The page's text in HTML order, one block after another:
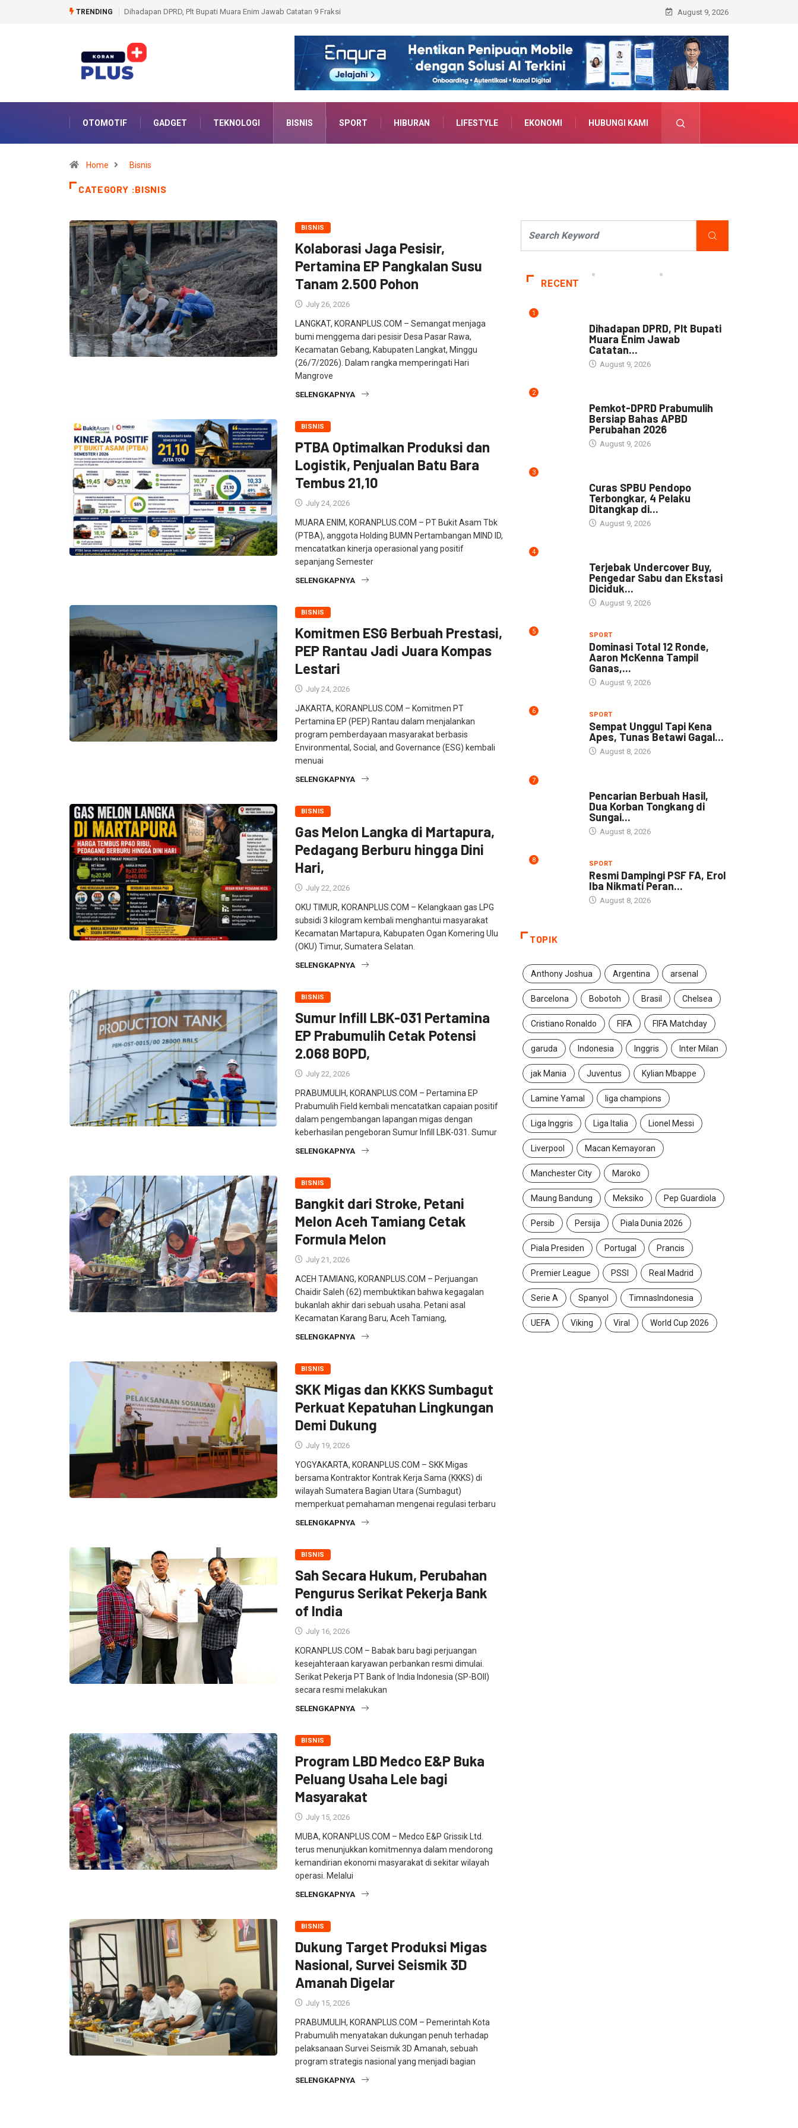
TRENDING Pemkot-DPRD Prabumulih Bersiap Bahas APBD Perubahan 2026 August 9, 2026
OTOMOTIF GADGET TEKNOLOGI BISNIS SPORT HIBURAN LIFESTYLE EKONOMI HUBUNGI KAMI
Home Bisnis
CATEGORY :BISNIS
BISNIS
Kolaborasi Jaga Pesisir,
Pertamina EP Pangkalan Susu
Tanam 2.500 Pohon
July 26, 2026
LANGKAT, KORANPLUS.COM – Semangat menjaga
bumi menggema dari pesisir Desa Pasar Rawa,
Kecamatan Gebang, Kabupaten Langkat, Minggu
(26/7/2026). Dalam rangka memperingati Hari
Mangrove
SELENGKAPNYA
BISNIS
PTBA Optimalkan Produksi dan
Logistik, Penjualan Batu Bara
Tembus 21,10
July 24, 2026
MUARA ENIM, KORANPLUS.COM – PT Bukit Asam Tbk
(PTBA), anggota Holding BUMN Pertambangan MIND ID,
mencatatkan kinerja operasional yang positif
sepanjang Semester
SELENGKAPNYA
BISNIS
Komitmen ESG Berbuah Prestasi,
PEP Rantau Jadi Juara Kompas
Lestari
July 24, 2026
JAKARTA, KORANPLUS.COM – Komitmen PT
Pertamina EP (PEP) Rantau dalam menjalankan
program pemberdayaan masyarakat berbasis
Environmental, Social, and Governance (ESG) kembali
menuai
SELENGKAPNYA
BISNIS
Gas Melon Langka di Martapura,
Pedagang Berburu hingga Dini
Hari,
July 22, 2026
OKU TIMUR, KORANPLUS.COM – Kelangkaan gas LPG
subsidi 3 kilogram kembali menghantui masyarakat
Kecamatan Martapura, Kabupaten Ogan Komering Ulu
(OKU) Timur, Sumatera Selatan.
SELENGKAPNYA
BISNIS
Sumur Infill LBK-031 Pertamina
EP Prabumulih Cetak Potensi
2.068 BOPD,
July 22, 2026
PRABUMULIH, KORANPLUS.COM – Pertamina EP
Prabumulih Field kembali mencatatkan capaian positif
dalam pengembangan lapangan migas dengan
keberhasilan pengeboran Sumur Infill LBK-031. Sumur
SELENGKAPNYA
BISNIS
Bangkit dari Stroke, Petani
Melon Aceh Tamiang Cetak
Formula Melon
July 21, 2026
ACEH TAMIANG, KORANPLUS.COM – Perjuangan
Chaidir Saleh (62) membuktikan bahwa kegagalan
bukanlah akhir dari sebuah usaha. Petani asal
Kecamatan Karang Baru, Aceh Tamiang,
SELENGKAPNYA
BISNIS
SKK Migas dan KKKS Sumbagut
Perkuat Kepatuhan Lingkungan
Demi Dukung
July 19, 2026
YOGYAKARTA, KORANPLUS.COM – SKK Migas
bersama Kontraktor Kontrak Kerja Sama (KKKS) di
wilayah Sumatera Bagian Utara (Sumbagut)
memperkuat pemahaman mengenai regulasi terbaru
SELENGKAPNYA
BISNIS
Sah Secara Hukum, Perubahan
Pengurus Serikat Pekerja Bank
of India
July 16, 2026
KORANPLUS.COM – Babak baru bagi perjuangan
kesejahteraan karyawan perbankan resmi dimulai.
Serikat Pekerja PT Bank of India Indonesia (SP-BOII)
secara resmi melakukan
SELENGKAPNYA
BISNIS
Program LBD Medco E&P Buka
Peluang Usaha Lele bagi
Masyarakat
July 15, 2026
MUBA, KORANPLUS.COM – Medco E&P Grissik Ltd.
terus menunjukkan komitmennya dalam mendorong
kemandirian ekonomi masyarakat di sekitar wilayah
operasi. Melalui
SELENGKAPNYA
BISNIS
Dukung Target Produksi Migas
Nasional, Survei Seismik 3D
Amanah Digelar
July 15, 2026
PRABUMULIH, KORANPLUS.COM – Pemerintah Kota
Prabumulih menyatakan dukungan penuh terhadap
pelaksanaan Survei Seismik 3D Amanah, sebuah
program strategis nasional yang menjadi bagian
SELENGKAPNYA
RECENT
1
Dihadapan DPRD, Plt Bupati
Muara Enim Jawab
Catatan...
August 9, 2026
2
Pemkot-DPRD Prabumulih
Bersiap Bahas APBD
Perubahan 2026
August 9, 2026
3
Curas SPBU Pendopo
Terbongkar, 4 Pelaku
Ditangkap di...
August 9, 2026
4
Terjebak Undercover Buy,
Pengedar Sabu dan Ekstasi
Diciduk...
August 9, 2026
5 SPORT
Dominasi Total 12 Ronde,
Aaron McKenna Tampil
Ganas,...
August 9, 2026
6 SPORT
Sempat Unggul Tapi Kena
Apes, Tunas Betawi Gagal...
August 8, 2026
7
Pencarian Berbuah Hasil,
Dua Korban Tongkang di
Sungai...
August 8, 2026
8 SPORT
Resmi Dampingi PSF FA, Erol
Iba Nikmati Peran...
August 8, 2026
TOPIK
Anthony Joshua Argentina arsenal
Barcelona Bobotoh Brasil Chelsea
Cristiano Ronaldo FIFA FIFA Matchday
garuda Indonesia Inggris Inter Milan
jak Mania Juventus Kylian Mbappe
Lamine Yamal liga champions
Liga Inggris Liga Italia Lionel Messi
Liverpool Macan Kemayoran
Manchester City Maroko
Maung Bandung Meksiko Pep Guardiola
Persib Persija Piala Dunia 2026
Piala Presiden Portugal Prancis
Premier League PSSI Real Madrid
Serie A Spanyol TimnasIndonesia
UEFA Viking Viral World Cup 2026